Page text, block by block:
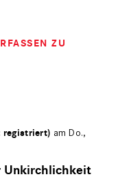
ZU
registriert) am Do.,
Unkirchlichkeit